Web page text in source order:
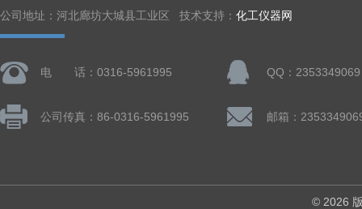
公司地址：河北廊坊大城县工业区 技术支持： 化工仪器网
电 话：0316-5961995 QQ：2353349069
公司传真：86-0316-5961995 邮箱：
© 2026